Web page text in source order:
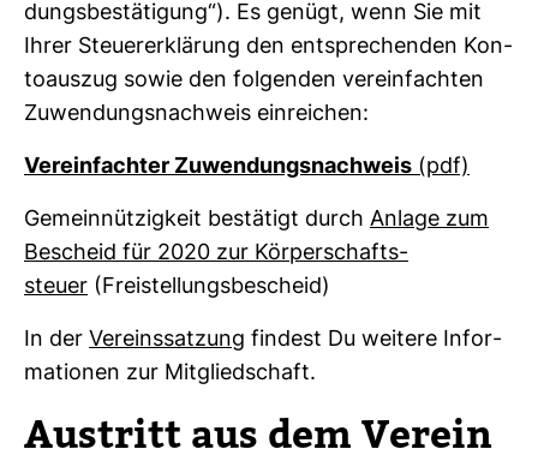
dungs­be­stä­ti­gung“). Es genügt, wenn Sie mit
Ihrer Steu­er­erklä­rung den ent­spre­chenden Kon­
to­auszug sowie den fol­genden ver­ein­fachten
Zuwen­dungs­nach­weis ein­rei­chen:
Ver­ein­fachter Zuwen­dungs­nach­weis (pdf)
Gemein­nüt­zig­keit bestä­tigt durch Anlage zum
Bescheid für 2020 zur Kör­per­schafts­
steuer (Frei­stel­lungs­be­scheid)
In der Ver­eins­sat­zung fin­dest Du wei­tere Infor­
ma­tionen zur Mit­glied­schaft.
Aus­tritt aus dem Verein